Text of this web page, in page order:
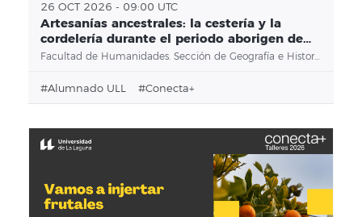
26 OCT 2026 - 09:00 UTC
Artesanías ancestrales: la cestería y la
cordelería durante el periodo aborigen de
Canarias
Facultad de Humanidades. Sección de Geografía e Historia
#alumnado ULL #conecta+